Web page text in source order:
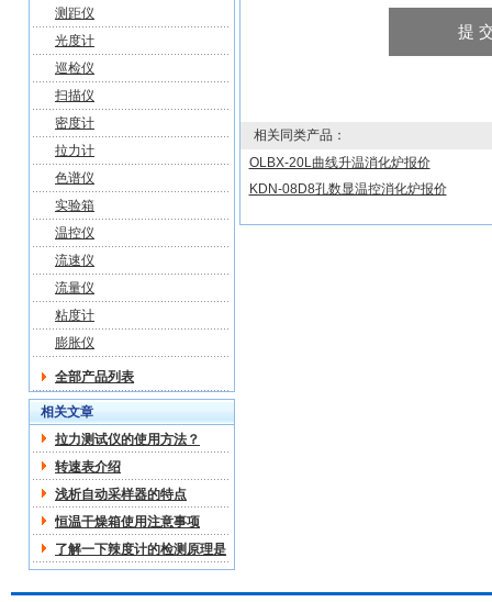
测距仪
光度计
巡检仪
扫描仪
密度计
拉力计
色谱仪
实验箱
温控仪
流速仪
流量仪
粘度计
膨胀仪
全部产品列表
相关文章
拉力测试仪的使用方法？
转速表介绍
浅析自动采样器的特点
恒温干燥箱使用注意事项
了解一下辣度计的检测原理是
什么
相关同类产品：
OLBX-20L曲线升温消化炉报价
KDN-08D8孔数显温控消化炉报价